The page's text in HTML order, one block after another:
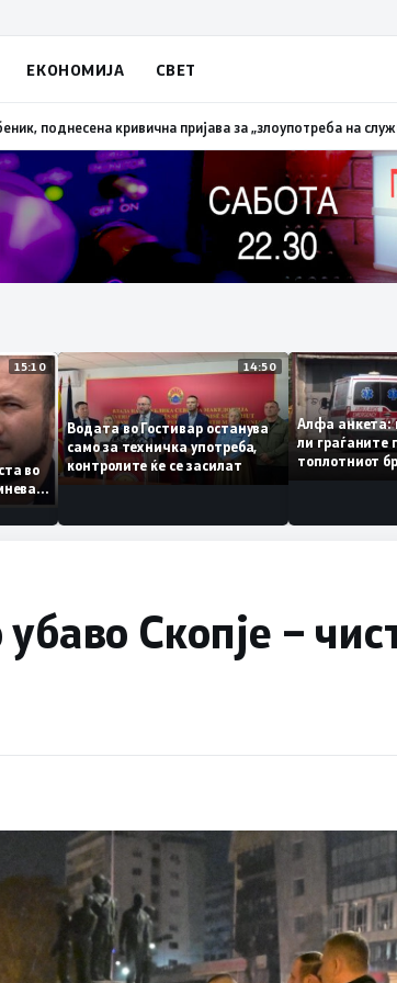
ЕКОНОМИЈА СВЕТ
трева при сечење со брусилица19:21МВР: Лишен од
15:10
листа во
14:50
Водата во Гостивар останува
само за техничка употреба,
контролите ќе се засилат
Алфа
ли
Скопје –